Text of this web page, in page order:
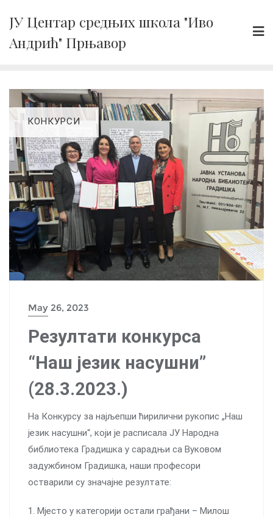
content
ЈУ Центар средњих школа "Иво
Андрић" Прњавор
КОНКУРСИ
May 26, 2023
Резултати конкурса
“Наш језик насушни”
(28.3.2023.)
На Конкурсу за најљепши ћирилични рукопис „Наш
језик насушни“, који је расписала ЈУ Народна
библиотека Градишка у сарадњи са Вуковом
задужбином Градишка, наши професори
остварили су значајне резултате:
1. Мјесто у категорији остали грађани – Милош